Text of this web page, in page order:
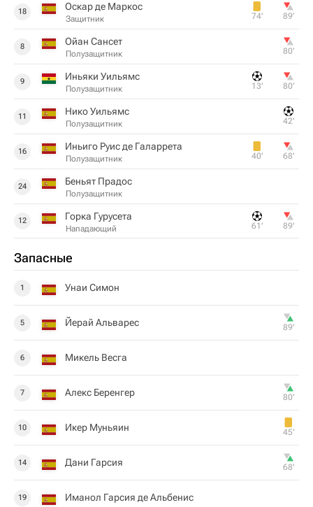
18 Оскар де Маркос
Защитник 74‎’‎ 89‎’‎
8 Ойан Сансет
Полузащитник 80‎’‎
9 Иньяки Уильямс
Полузащитник 13‎’‎ 80‎’‎
11 Нико Уильямс
Полузащитник 42‎’‎
16 Иньиго Руис де Галаррета
Полузащитник 40‎’‎ 68‎’‎
24 Беньят Прадос
Полузащитник
12 Горка Гурусета
Нападающий 61‎’‎ 89‎’‎
Запасные
1 Унаи Симон
5 Йерай Альварес 89‎’‎
6 Микель Весга
7 Алекс Беренгер 80‎’‎
10 Икер Муньяин 45‎’‎
14 Дани Гарсия 68‎’‎
19 Иманол Гарсия де Альбенис